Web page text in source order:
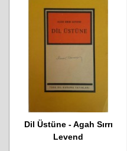
Dil Üstüne - Agah Sırrı
Levend